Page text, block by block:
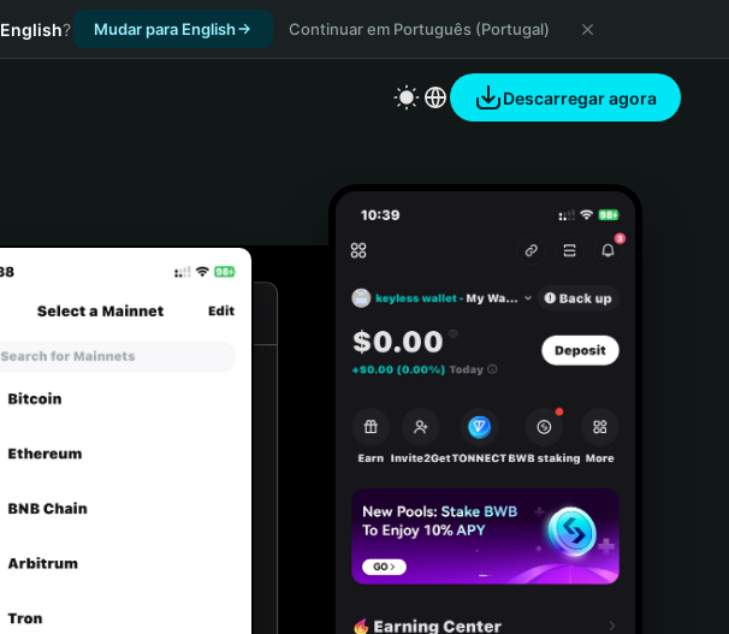
English? Mudar para English Continuar em Português (Portugal)
Descarregar agora